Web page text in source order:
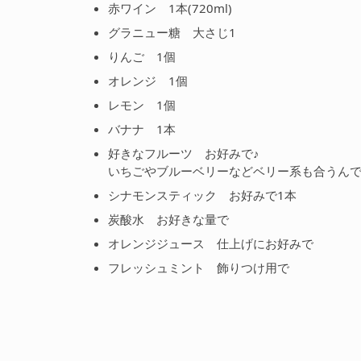
赤ワイン 1本(720ml)
グラニュー糖 大さじ1
りんご 1個
オレンジ 1個
レモン 1個
バナナ 1本
好きなフルーツ お好みで♪
いちごやブルーベリーなどベリー系も合うん
シナモンスティック お好みで1本
炭酸水 お好きな量で
オレンジジュース 仕上げにお好みで
フレッシュミント 飾りつけ用で